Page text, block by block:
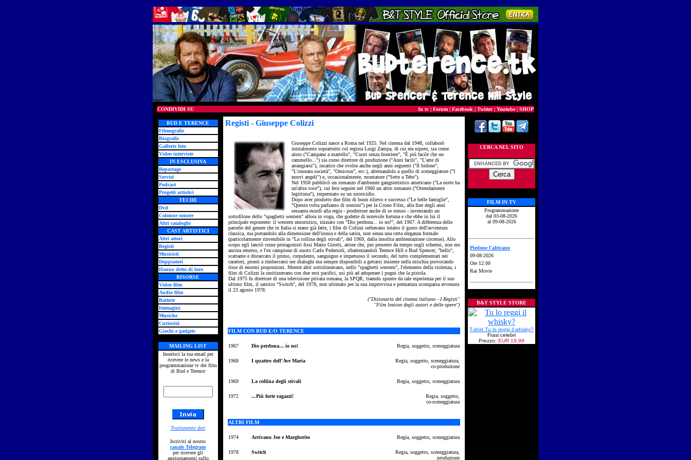
CONDIVIDI SU In tv | Forum | Facebook | Twitter| Youtube| SHOP
BUD E TERENCE
Filmografie
Biografie
Gallerie foto
Video interviste
IN ESCLUSIVA
Reportage
Servizi
Podcast
Progetti artistici
TECHE
Dvd
Colonne sonore
Altri cataloghi
CAST ARTISTICI
Altri attori
Registi
Musicisti
Doppiatori
Hanno detto di loro
RISORSE
Video film
Audio film
Battute
Immagini
Musiche
Curiosità
Giochi e gadgets
MAILING LIST
Inserisci la tua email per
ricevere le news e la
programmazione tv dei film
di Bud e Terence
Trattamento dati
Iscriviti al nostro
canale Telegram
per ricevere gli
aggiornamenti sullo
Registi - Giuseppe Colizzi
Giuseppe Colizzi nasce a Roma nel 1925. Nel cinema dal 1948, collaborò
inizialmente soprattutto col regista Luigi Zampa, di cui era nipote, sia come
aiuto ("Campane a martello", "Cuori senza frontiere", "È più facile che un
cammello...") sia come direttore di produzione ("Anni facili", "L'arte di
arrangiarsi"), incarico che svolse anche negli anni seguenti ("Il bidone",
"L'onorata società", "Omicron", ecc.), alternandolo a quello di sceneggiatore ("I
nuovi angeli") e, occasionalmente, montatore ("Sette a Tebe").
Nel 1958 pubblicò un romanzo d'ambiente gangsteristico americano ("La notte ha
un'altra voce"), cui fece seguire nel 1960 un altro romanzo ("Orrendamente
legittima"), imperniato su un uxoricidio.
Dopo aver prodotto due film di buon rilievo e successo ("Le belle famiglie",
"Questa volta parliamo di uomini") per la Crono Film, alla fine degli anni
sessanta esordì alla regia - produttore anche di se stesso - inventando un
sottofilone dello "spaghetti western" allora in voga, che godette di notevole fortuna e che ebbe in lui il
principale esponente: il western umoristico, iniziato con "Dio perdona... io no!", del 1967. A differenza delle
parodie del genere che in Italia si erano già fatte, i film di Colizzi serbavano intatto il gusto dell'avventura
classica, ma portandolo alla dimensione dell'ironia e della satira, non senza una certa eleganza formale
(particolarmente rinvenibile in "La collina degli stivali", del 1969, dalla insolita ambientazione circense). Allo
scopo egli lanciò come protagonisti fissi Mario Girotti, attore che, pur presente da tempo sugli schermi, non era
ancora emerso, e l'ex campione di nuoto Carlo Pedersoli, ribattezzandoli Terence Hill e Bud Spencer; "bello",
scattante e distaccato il primo, corpulento, sanguigno e impetuoso il secondo, del tutto complementari nei
caratteri, pronti a rimbeccarsi nei dialoghi ma sempre disponibili a gettarsi insieme nella mischia provocando
risse di enormi proporzioni. Mentre altri sottolineavano, nello "spaghetti western", l'elemento della violenza, i
film di Colizzi la smitizzavano con due eroi pacifici, usi più ad adoperare i pugni che la pistola.
Dal 1975 fu direttore di una televisione privata romana, la SPQR, traendo spunto da tale esperienza per il suo
ultimo film, il satirico "Switch", del 1978, non ultimato per la sua improvvisa e prematura scomparsa avvenuta
il 23 agosto 1978.
("Dizionario del cinema italiano - I Registi"
"Film lexicon degli autori e delle opere")
FILM CON BUD E/O TERENCE
1967 Dio perdona... io no! Regia , soggetto, sceneggiatura
1968 I quattro dell'Ave Maria
Regia, soggetto, sceneggiatura,
co-produzione
1969 La collina degli stivali Regia, soggetto, sceneggiatura
1972 ...Più forte ragazzi!
Regia, soggetto,
co-sceneggiatura
ALTRI FILM
1974 Arrivano Joe e Margherito Regia, soggetto, sceneggiatura
1978 Switch
Regia, soggetto, sceneggiatura,
produzione
CERCA NEL SITO
FILM IN TV
Programmazione
dal 03-08-2026
al 09-08-2026
Piedone l'africano
09-08-2026
Ore 12.00
Rai Movie
B&T STYLE STORE
T-shirt Tu lo reggi il whisky?
Frasi celebri
Prezzo: EUR 19,99